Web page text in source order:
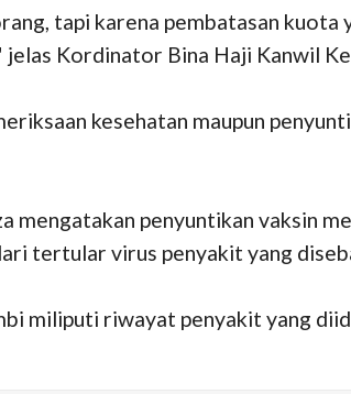
tapi karena pembatasan
Kordinator Bina Haji Kanwil
kesehatan maupun
mengatakan penyuntikan vaksin
tertular virus penyakit yang
miliputi riwayat penyakit yang